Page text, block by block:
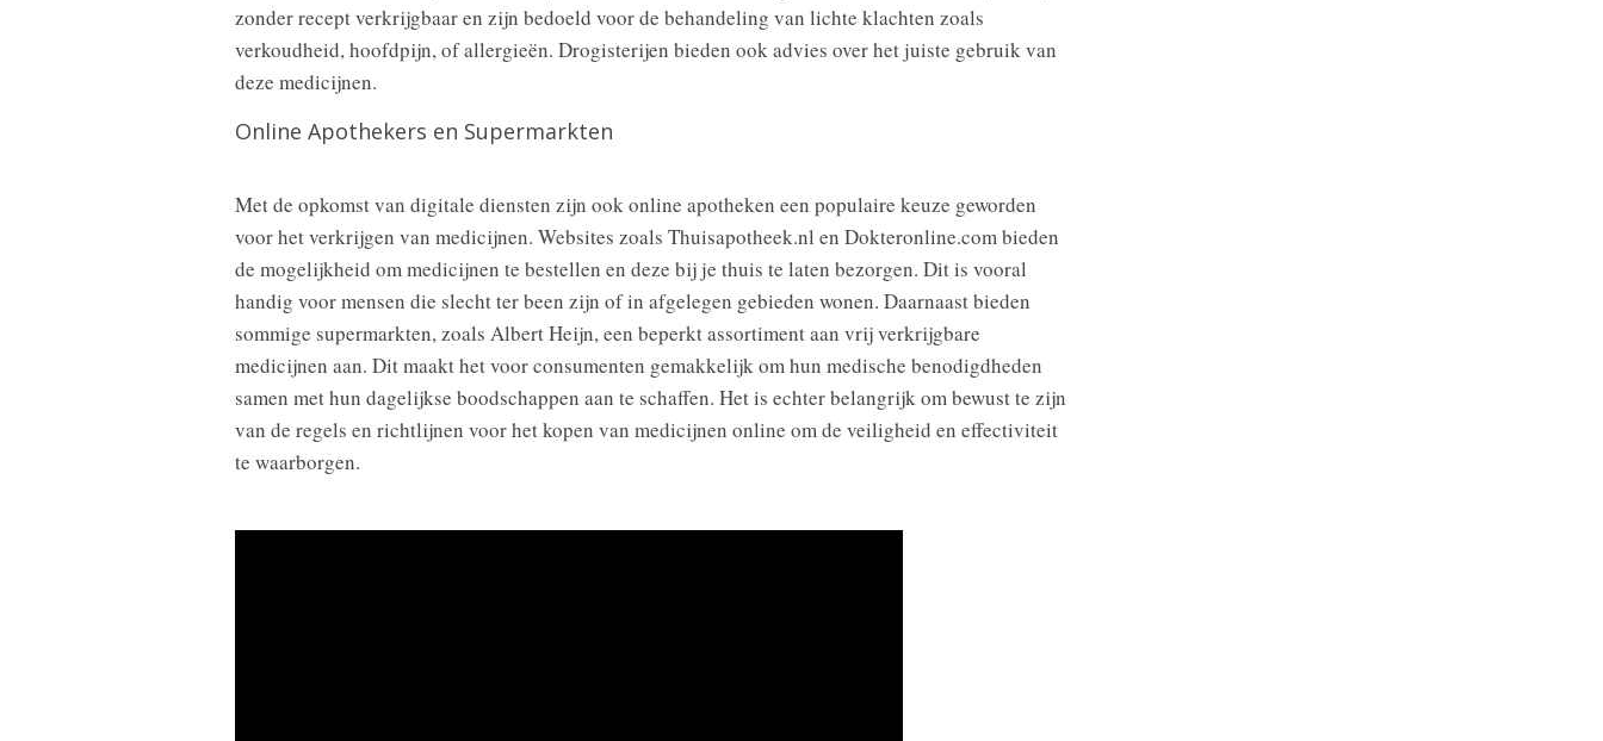
zonder recept verkrijgbaar en zijn bedoeld voor de behandeling van lichte klachten zoals
verkoudheid, hoofdpijn, of allergieën. Drogisterijen bieden ook advies over het juiste gebruik van
deze medicijnen.
Online Apothekers en Supermarkten
Met de opkomst van digitale diensten zijn ook online apotheken een populaire keuze geworden
voor het verkrijgen van medicijnen. Websites zoals Thuisapotheek.nl en Dokteronline.com bieden
de mogelijkheid om medicijnen te bestellen en deze bij je thuis te laten bezorgen. Dit is vooral
handig voor mensen die slecht ter been zijn of in afgelegen gebieden wonen. Daarnaast bieden
sommige supermarkten, zoals Albert Heijn, een beperkt assortiment aan vrij verkrijgbare
medicijnen aan. Dit maakt het voor consumenten gemakkelijk om hun medische benodigdheden
samen met hun dagelijkse boodschappen aan te schaffen. Het is echter belangrijk om bewust te zijn
van de regels en richtlijnen voor het kopen van medicijnen online om de veiligheid en effectiviteit
te waarborgen.